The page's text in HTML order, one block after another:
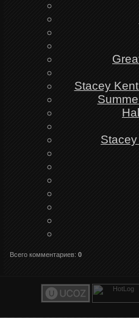
Stacey
Всего комментариев: 0